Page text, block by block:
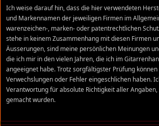
Ich weise darauf hin, dass die hier verwendeten
und Markennamen der jeweiligen Firmen im
warenzeichen-, marken- oder patentrechtlichen
stehe in keinem Zusammenhang mit diesen Firmen
Äusserungen, sind meine persönlichen Meinungen
die ich mir in den vielen Jahren, die ich im
angeeignet habe. Trotz sorgfältigster Prüfung
Verwechslungen oder Fehler eingeschlichen haben.
Verantwortung für absolute Richtigkeit aller
gemacht wurden.